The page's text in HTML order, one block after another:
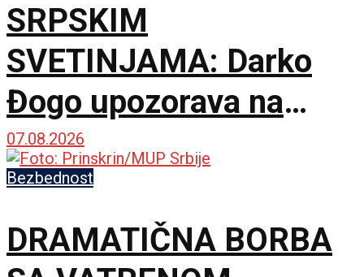
SRPSKIM
SVETINJAMA: Darko
Đogo upozorava na
opasne namere
uvođenja licenciranih
vodiča na KiM
07.08.2026
Bezbednost
DRAMATIČNA BORBA